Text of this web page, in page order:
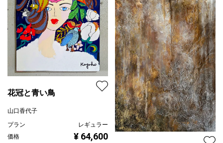
花冠と青い鳥
山口香代子
プラン
レギュラー
価格
¥ 64,600